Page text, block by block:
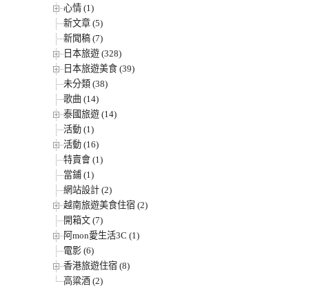
心情 (1)
新文章 (5)
新聞稿 (7)
日本旅遊 (328)
日本旅遊美食 (39)
未分類 (38)
歌曲 (14)
泰國旅遊 (14)
活動 (1)
活動 (16)
特賣會 (1)
當鋪 (1)
網站設計 (2)
越南旅遊美食住宿 (2)
開箱文 (7)
阿mon愛生活3C (1)
電影 (6)
香港旅遊住宿 (8)
高粱酒 (2)